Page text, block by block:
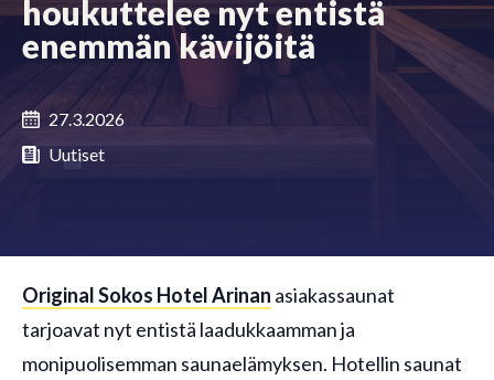
houkuttelee nyt entistä
enemmän kävijöitä
27.3.2026
Uutiset
Original Sokos Hotel Arinan asiakassaunat
tarjoavat nyt entistä laadukkaamman ja
monipuolisemman saunaelämyksen. Hotellin saunat